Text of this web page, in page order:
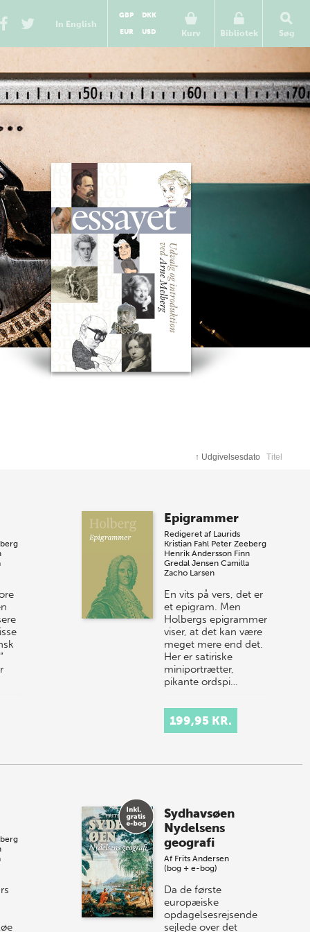
In English
Kurv
GBP
DKK
EUR
USD Bibliotek Søg
↑ Udgivelsesdato Titel
Epigrammer
Redigeret af Laurids
Kristian Fahl Peter Zeeberg
Henrik Andersson Finn
Gredal Jensen Camilla
Zacho Larsen
En vits på vers, det er
et epigram. Men
Holbergs epigrammer
viser, at det kan være
meget mere end det.
Her er satiriske
miniportrætter,
pikante ordspi…
199,95 KR.
Sydhavsøen
Nydelsens
geografi
Af Frits Andersen
(bog + e-bog)
Da de første
europæiske
opdagelsesrejsende
sejlede over det